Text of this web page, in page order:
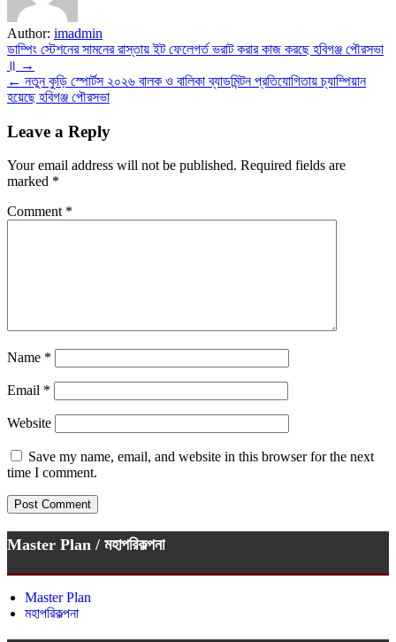
Author: imadmin
Post
navigation
ডাম্পিং স্টেশনের সামনের রাস্তায় ইট ফেলেগর্ত ভরাট করার কাজ করছে হবিগঞ্জ পৌরসভা
॥ →
← নতুন কুড়ি স্পোর্টস ২০২৬ বালক ও বালিকা ব্যাডমিন্টন প্রতিযোগিতায় চ্যাম্পিয়ান
হয়েছে হবিগঞ্জ পৌরসভা
Leave a Reply
Your email address will not be published. Required fields are
marked *
Comment *
Name *
Email *
Website
Save my name, email, and website in this browser for the next
time I comment.
Master Plan / মহাপরিকল্পনা
Master Plan
মহাপরিকল্পনা